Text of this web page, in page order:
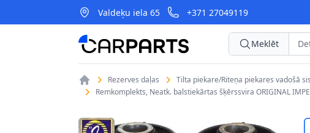
Valdeķu iela 65 +371 27049119
CarParts Meklēt
Rezerves daļas Tilta piekare/Riteņa piekares vadošā
Remkomplekts, Neatk. balstiekārtas šķērssvira ORIGINAL